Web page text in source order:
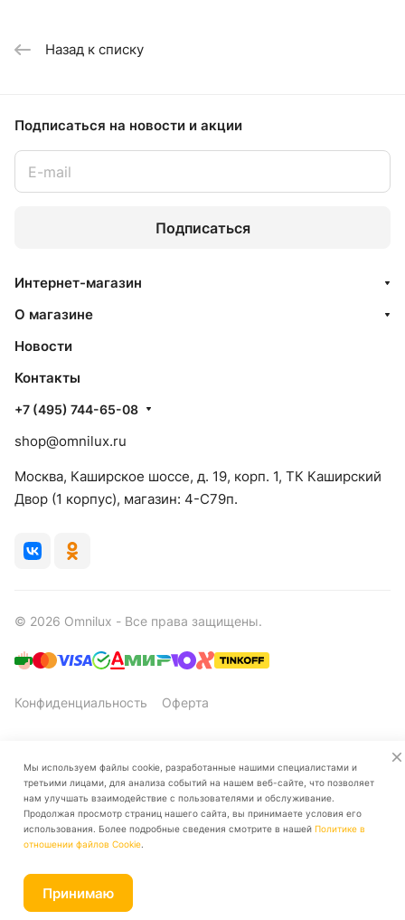
Назад к списку
Подписаться на новости и акции
Подписаться
Интернет-магазин
О магазине
Новости
Контакты
+7 (495) 744-65-08
shop@omnilux.ru
Москва, Каширское шоссе, д. 19, корп. 1, ТК Каширский
Двор (1 корпус), магазин: 4-C79п.
© 2026 Omnilux - Все права защищены.
Конфиденциальность Оферта
Главная Каталог Корзина Избранные Кабинет Сравнение
Мы используем файлы cookie, разработанные нашими специалистами и
третьими лицами, для анализа событий на нашем веб-сайте, что позволяет
нам улучшать взаимодействие с пользователями и обслуживание.
Продолжая просмотр страниц нашего сайта, вы принимаете условия его
использования. Более подробные сведения смотрите в нашей Политике в
отношении файлов Cookie
Принимаю